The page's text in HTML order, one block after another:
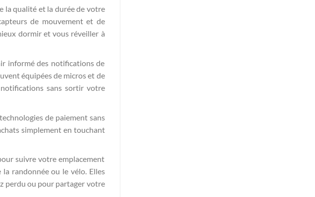
la qualité et la durée de votre
de mouvement et de
dormir et vous réveiller à
informé des notifications de
équipées de micros et de
sans sortir votre
de paiement sans
simplement en touchant
suivre votre emplacement
randonnée ou le vélo. Elles
perdu ou pour partager votre